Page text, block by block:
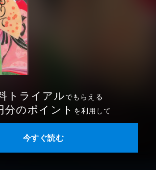
トライアルでもらえる
分のポイント を利用して
今すぐ読む